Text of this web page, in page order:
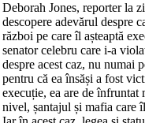
Deborah Jones, reporter la
descopere adevărul despre
război pe care îl așteaptă
senator celebru care i-a
despre acest caz, nu numai
pentru că ea însăși a fost
execuție, ea are de
nivel, șantajul și mafia care